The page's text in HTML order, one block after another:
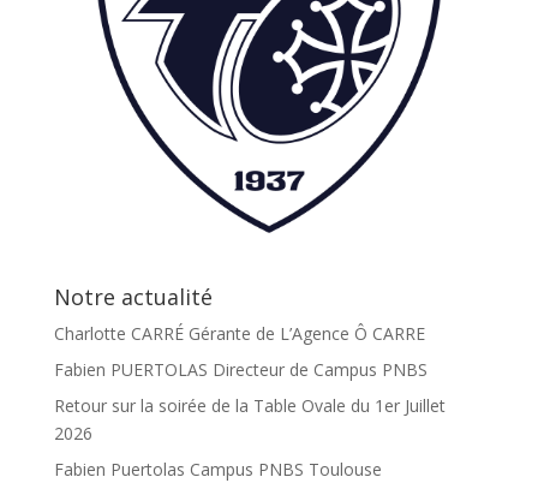
Notre actualité
Charlotte CARRÉ Gérante de L’Agence Ô CARRE
Fabien PUERTOLAS Directeur de Campus PNBS
Retour sur la soirée de la Table Ovale du 1er Juillet
2026
Fabien Puertolas Campus PNBS Toulouse